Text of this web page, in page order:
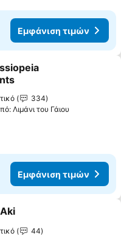
Εμφάνιση τιμών
στα αγαπημένα
334
Λιμάνι του Γάιου
Εμφάνιση τιμών
στα αγαπημένα
44